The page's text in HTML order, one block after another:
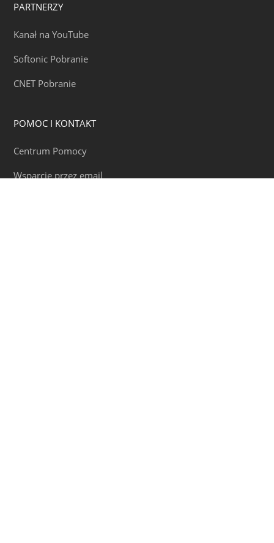
PARTNERZY
Kanał na YouTube
Softonic Pobranie
CNET Pobranie
POMOC I KONTAKT
Centrum Pomocy
Wsparcie przez email